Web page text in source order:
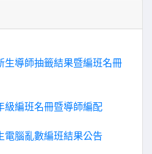
生導師抽籤結果暨編班名冊
級編班名冊暨導師編配
電腦亂數編班結果公告